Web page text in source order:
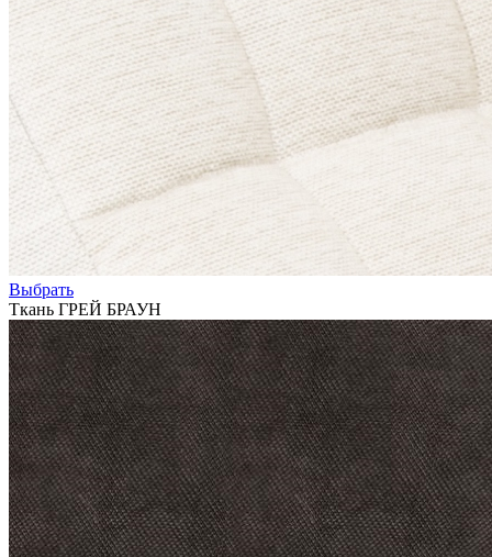
Выбрать
Ткань ГРЕЙ БРАУН